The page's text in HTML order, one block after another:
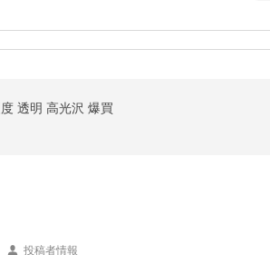
透明 高光沢 爆買
投稿者情報